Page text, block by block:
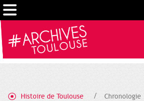
Histoire de Toulouse Chronologie
Gestion de vos préférences sur les cookies